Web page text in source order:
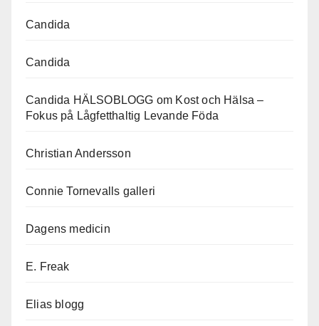
Candida
Candida
Candida HÄLSOBLOGG om Kost och Hälsa –
Fokus på Lågfetthaltig Levande Föda
Christian Andersson
Connie Tornevalls galleri
Dagens medicin
E. Freak
Elias blogg